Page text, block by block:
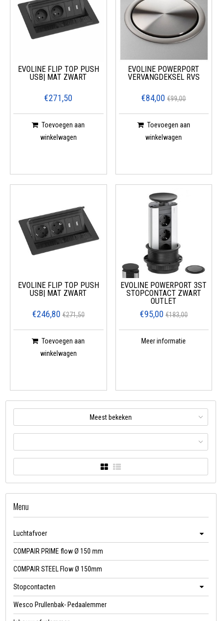
Voor zakelijke installaties zijn er ook Evoline stekkerdozen beschikbaar,
waaronder modellen met extra beveiliging en meerdere
uitgangen.Hierdoor kunt u uw zakel
EVOLINE FLIP TOP PUSH
USB| MAT ZWART
€271,50
Toevoegen aan
winkelwagen
EVOLINE POWERPORT
VERVANGDEKSEL RVS
€84,00 €99,00
Toevoegen aan
winkelwagen
EVOLINE FLIP TOP PUSH
USB| MAT ZWART
€246,80 €271,50
Toevoegen aan
winkelwagen
EVOLINE POWERPORT 3ST
STOPCONTACT ZWART
OUTLET
€95,00 €183,00
Meer informatie
Meest bekeken
Menu
Luchtafvoer
COMPAIR PRIME flow Ø 150 mm
COMPAIR STEEL Flow Ø 150mm
Stopcontacten
Wesco Prullenbak- Pedaalemmer